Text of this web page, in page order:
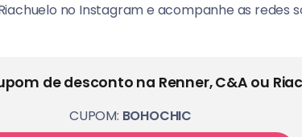
no Instagram e acompanhe as redes
de desconto na Renner, C&A ou
CUPOM: BOHOCHIC